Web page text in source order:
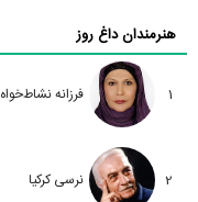
هنرمندان داغ روز
1 فرزانه نشاط‌خواه
2 نرسی کرکیا